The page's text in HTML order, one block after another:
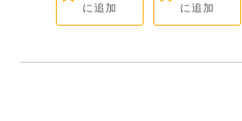
に追加
に追加